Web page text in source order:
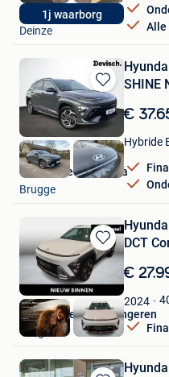
1j waarborg
Alle
Emil
Deinze
Bewaren
in
Mijn
Favorieten
SHINE
€
Hybride
Garage Devisch Bvba
Brugge
Bewaren
in
Mijn
Favorieten
DCT
€
2024
Van Mossel Opel Tongeren
Tongeren